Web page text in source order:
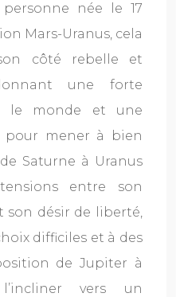
née le 17
Mars-Uranus, cela
côté rebelle et
une forte
le monde et une
pour mener à bien
Saturne à Uranus
entre son
son désir de liberté,
difficiles et à des
de Jupiter à
vers un